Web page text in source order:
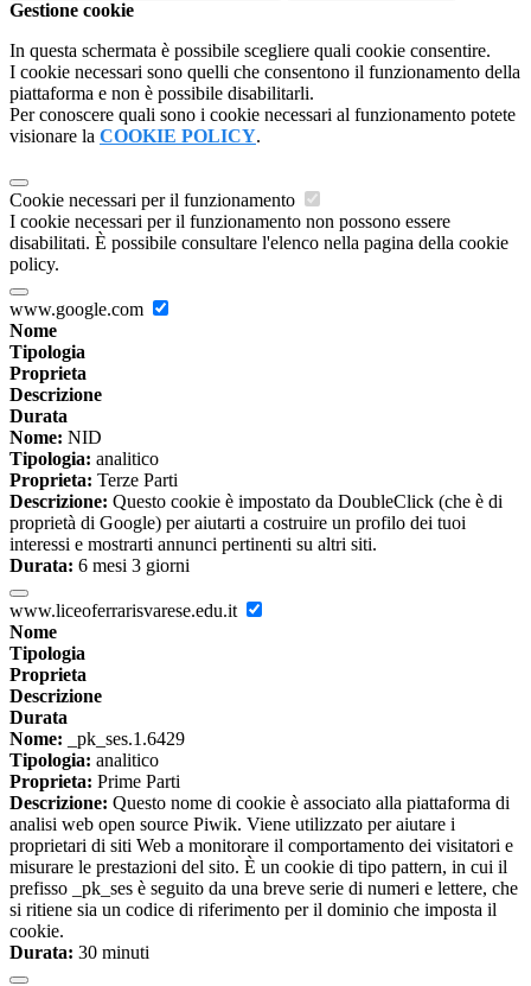
Gestione cookie
In questa schermata è possibile scegliere quali cookie consentire.
I cookie necessari sono quelli che consentono il funzionamento della
piattaforma e non è possibile disabilitarli.
Per conoscere quali sono i cookie necessari al funzionamento potete
visionare la COOKIE POLICY.
Cookie necessari per il funzionamento
I cookie necessari per il funzionamento non possono essere
disabilitati. È possibile consultare l'elenco nella pagina della cookie
policy.
www.google.com
Nome
Tipologia
Proprieta
Descrizione
Durata
Nome: NID
Tipologia: analitico
Proprieta: Terze Parti
Descrizione: Questo cookie è impostato da DoubleClick (che è di
proprietà di Google) per aiutarti a costruire un profilo dei tuoi
interessi e mostrarti annunci pertinenti su altri siti.
Durata: 6 mesi 3 giorni
www.liceoferrarisvarese.edu.it
Nome
Tipologia
Proprieta
Descrizione
Durata
Nome: _pk_ses.1.6429
Tipologia: analitico
Proprieta: Prime Parti
Descrizione: Questo nome di cookie è associato alla piattaforma di
analisi web open source Piwik. Viene utilizzato per aiutare i
proprietari di siti Web a monitorare il comportamento dei visitatori e
misurare le prestazioni del sito. È un cookie di tipo pattern, in cui il
prefisso _pk_ses è seguito da una breve serie di numeri e lettere, che
si ritiene sia un codice di riferimento per il dominio che imposta il
cookie.
Durata: 30 minuti